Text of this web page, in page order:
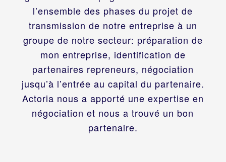
l’ensemble des phases du projet de
transmission de notre entreprise à un
groupe de notre secteur: préparation de
mon entreprise, identification de
partenaires repreneurs, négociation
jusqu’à l’entrée au capital du partenaire.
Actoria nous a apporté une expertise en
négociation et nous a trouvé un bon
partenaire.